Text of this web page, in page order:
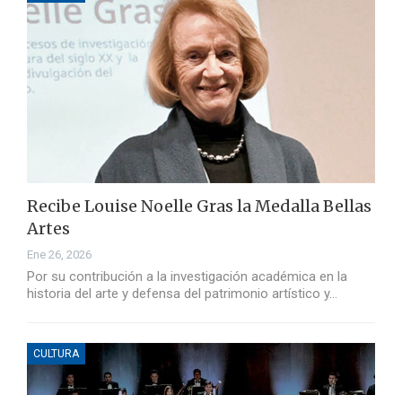
Recibe Louise Noelle Gras la Medalla Bellas
Artes
Ene 26, 2026
Por su contribución a la investigación académica en la
historia del arte y defensa del patrimonio artístico y…
CULTURA